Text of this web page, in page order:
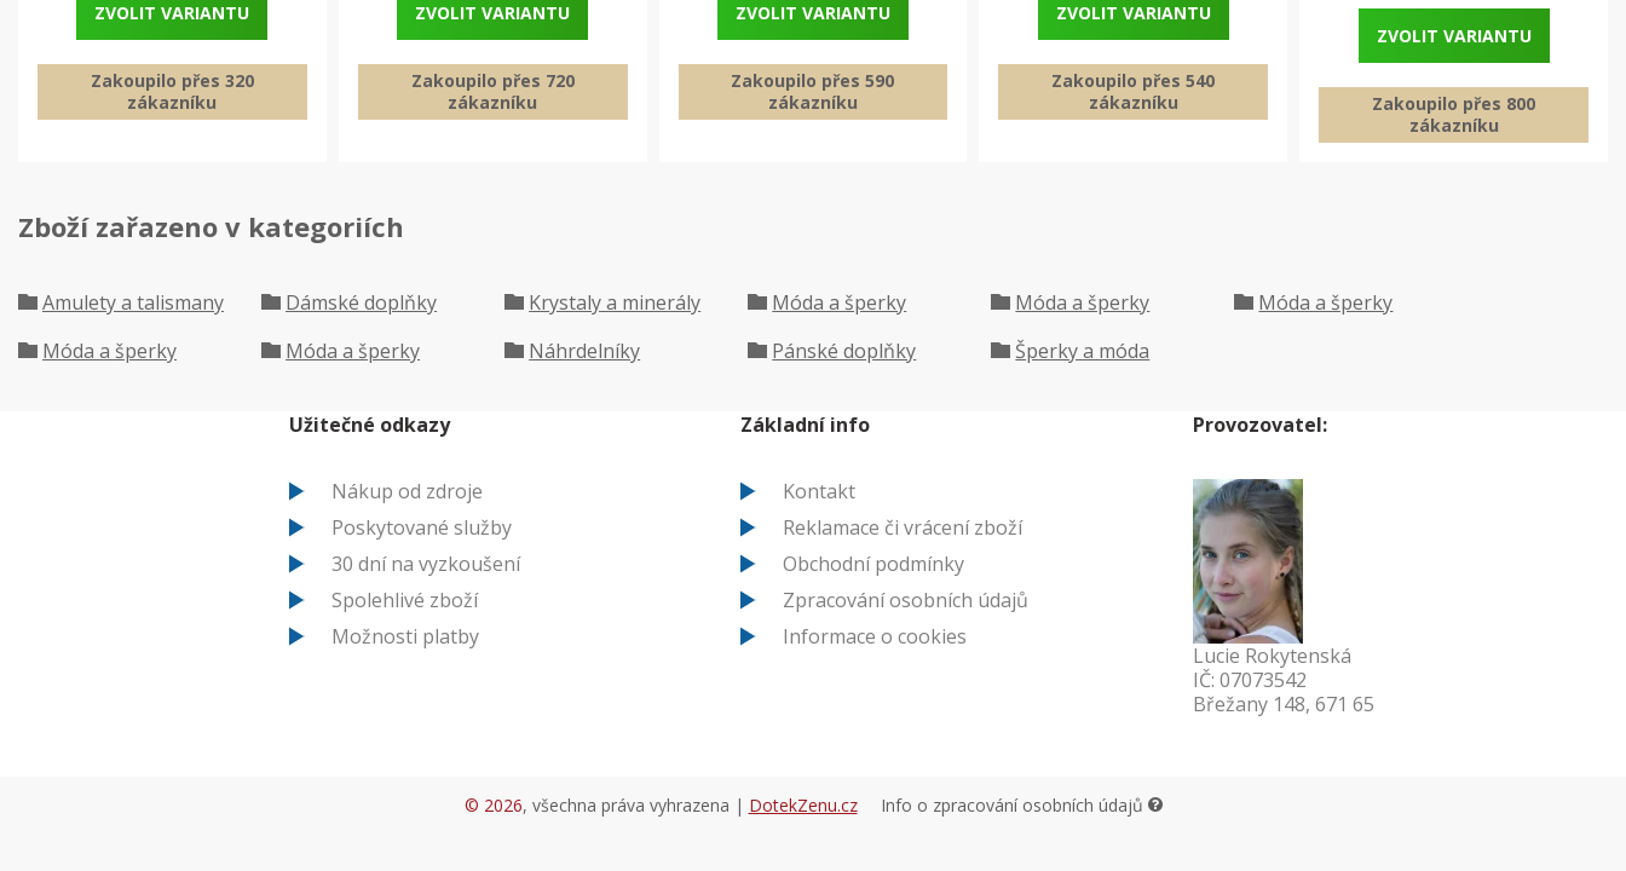
ZVOLIT VARIANTU
Zakoupilo přes 320
zákazníku
ZVOLIT VARIANTU
Zakoupilo přes 720
zákazníku
ZVOLIT VARIANTU
Zakoupilo přes 590
zákazníku
ZVOLIT VARIANTU
Zakoupilo přes 540
zákazníku
ZVOLIT VARIANTU
Zakoupilo přes 800
zákazníku
Zboží zařazeno v kategoriích
Amulety a talismany Dámské doplňky Krystaly a minerály Móda a šperky Móda a šperky
Móda a šperky
Móda a šperky
Móda a šperky Náhrdelníky Pánské doplňky Šperky a móda
Užitečné odkazy
Nákup od zdroje
Poskytované služby
30 dní na vyzkoušení
Spolehlivé zboží
Možnosti platby
Základní info
Kontakt
Reklamace či vrácení zboží
Obchodní podmínky
Zpracování osobních údajů
Informace o cookies
Provozovatel:
Lucie Rokytenská
IČ: 07073542
Břežany 148, 671 65
© 2026, všechna práva vyhrazena | DotekZenu.cz Info o zpracování osobních údajů